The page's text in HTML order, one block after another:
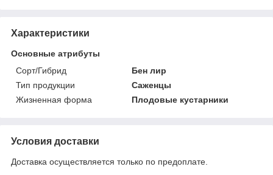
Характеристики
Основные атрибуты
Сорт/Гибрид
Бен лир
Тип продукции
Саженцы
Жизненная форма
Плодовые кустарники
Условия доставки
Доставка осуществляется только по предоплате.